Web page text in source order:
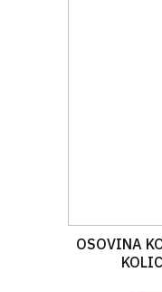
OSOVINA